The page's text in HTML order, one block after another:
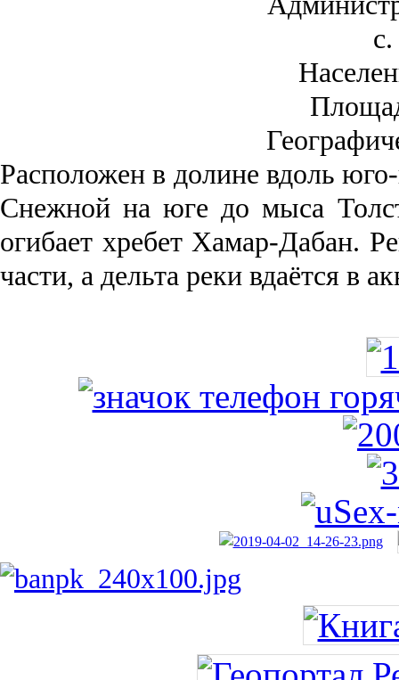
Рас­положен в долине вдоль
Снежной на юге до мыса
огибает хребет Хамар-Дабан.
части, а дельта реки вда­ётся в